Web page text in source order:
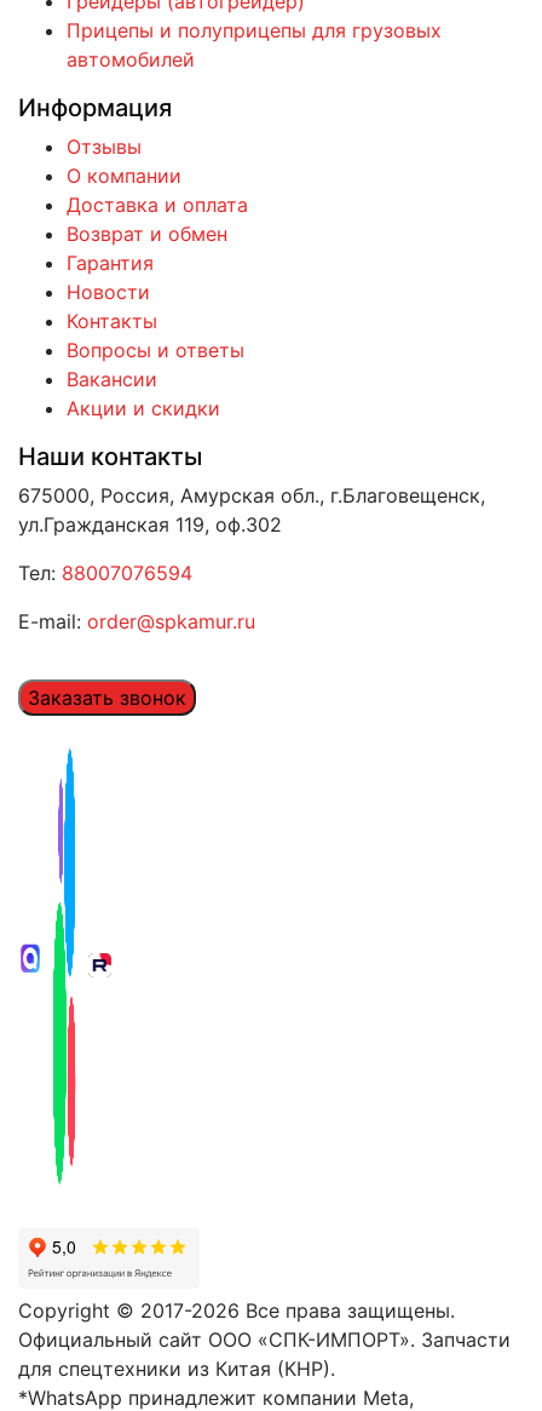
Прицепы и полуприцепы для грузовых
автомобилей
Информация
Отзывы
О компании
Доставка и оплата
Возврат и обмен
Гарантия
Новости
Контакты
Вопросы и ответы
Вакансии
Акции и скидки
Наши контакты
675000, Россия, Амурская обл., г.Благовещенск,
ул.Гражданская 119, оф.302
Тел: 88007076594
E-mail: order@spkamur.ru
Заказать звонок
Copyright © 2017-2026 Все права защищены.
Официальный сайт ООО «СПК-ИМПОРТ». Запчасти
для спецтехники из Китая (КНР).
*WhatsApp принадлежит компании Meta,